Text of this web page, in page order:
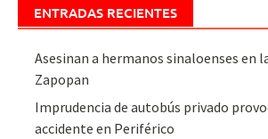
ENTRADAS RECIENTES
Asesinan a hermanos sinaloenses en
Zapopan
Imprudencia de autobús privado
accidente en Periférico